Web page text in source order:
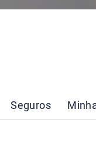
Seguros